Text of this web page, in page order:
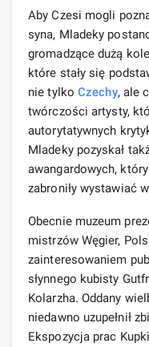
Aby Czesi mogli
syna, Mladeky
gromadzące dużą
które stały się
nie tylko Czechy, ale
twórczości artysty,
autorytatywnych
Mladeky pozyskał
awangardowych,
zabroniły wystawiać
Obecnie muzeum
mistrzów Węgier,
zainteresowaniem
słynnego kubisty
Kolarzha. Oddany
niedawno uzupełnił
Ekspozycja prac